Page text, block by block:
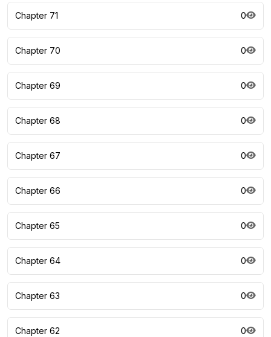
Chapter 71 0
Chapter 70 0
Chapter 69 0
Chapter 68 0
Chapter 67 0
Chapter 66 0
Chapter 65 0
Chapter 64 0
Chapter 63 0
Chapter 62 0